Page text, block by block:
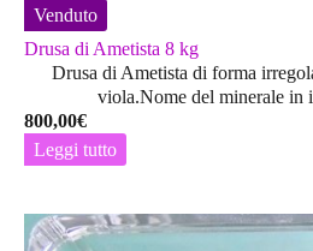
Venduto
Drusa di Ametista 8 kg
Drusa di Ametista di forma
viola.Nome del minerale in
800,00€
Leggi tutto